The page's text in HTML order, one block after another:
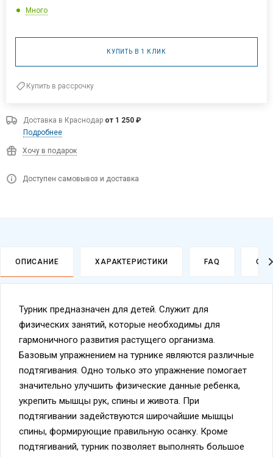
Много
КУПИТЬ В 1 КЛИК
Купить в рассрочку
Доставка в Краснодар от 1 250 ₽
Подробнее
Хочу в подарок
Доступен самовывоз и доставка
ОПИСАНИЕ ХАРАКТЕРИСТИКИ FAQ
Турник предназначен для детей. Служит для
физических занятий, которые необходимы для
гармоничного развития растущего организма.
Базовым упражнением на турнике являются различные
подтягивания. Одно только это упражнение помогает
значительно улучшить физические данные ребенка,
укрепить мышцы рук, спины и живота. При
подтягивании задействуются широчайшие мышцы
спины, формирующие правильную осанку. Кроме
подтягиваний, турник позволяет выполнять большое